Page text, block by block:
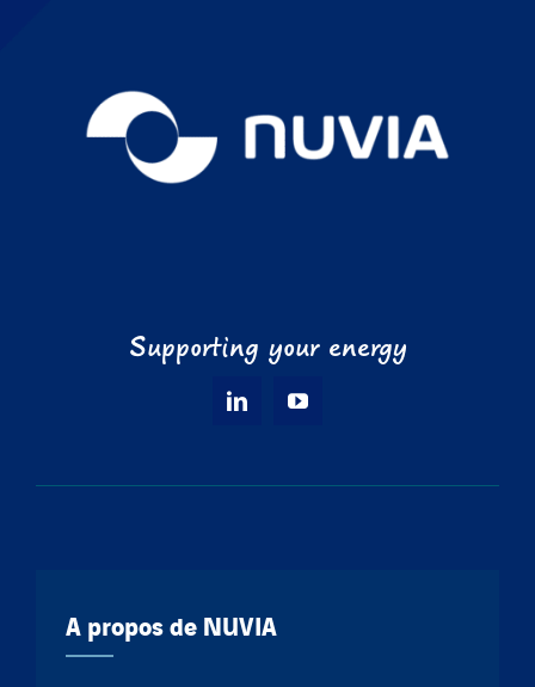
Supporting your energy
A propos de NUVIA